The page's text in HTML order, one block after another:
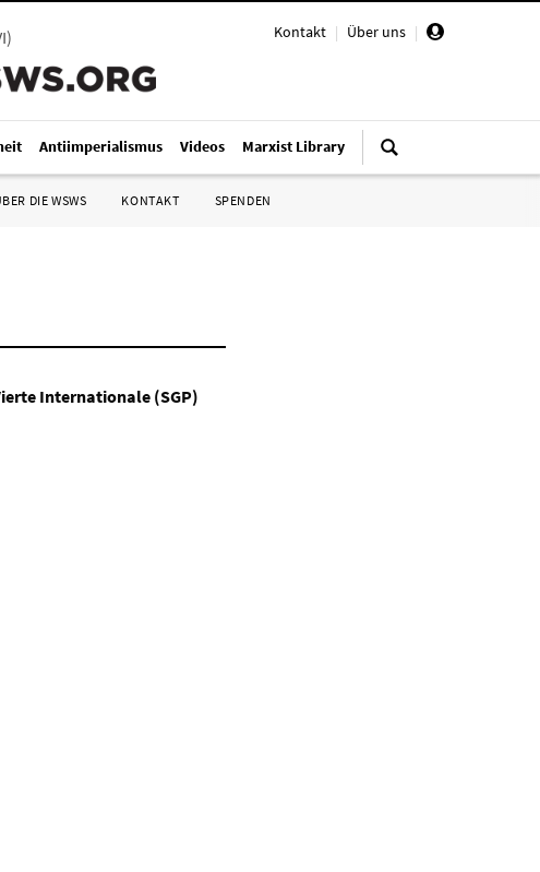
Kontakt | Über uns |
)
Antiimperialismus Videos Marxist Library
DIE WSWS KONTAKT SPENDEN
Internationale (SGP)